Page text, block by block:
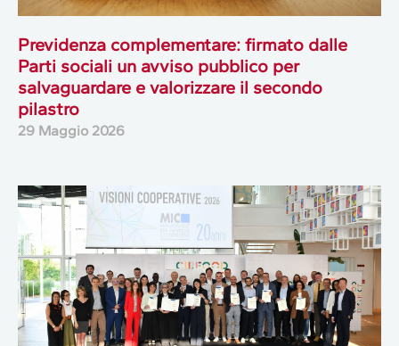
Previdenza complementare: firmato dalle
Parti sociali un avviso pubblico per
salvaguardare e valorizzare il secondo
pilastro
29 Maggio 2026